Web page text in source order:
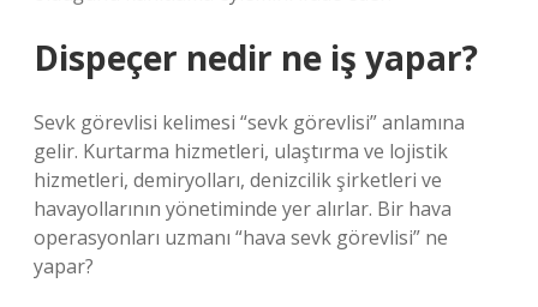
Dispeçer nedir ne iş yapar?
Sevk görevlisi kelimesi “sevk görevlisi” anlamına
gelir. Kurtarma hizmetleri, ulaştırma ve lojistik
hizmetleri, demiryolları, denizcilik şirketleri ve
havayollarının yönetiminde yer alırlar. Bir hava
operasyonları uzmanı “hava sevk görevlisi” ne
yapar?